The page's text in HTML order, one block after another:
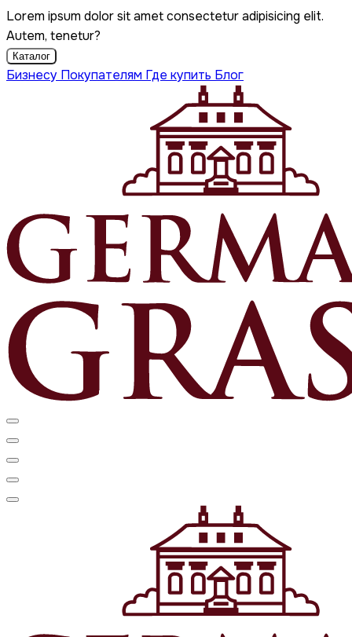
Lorem ipsum dolor sit amet consectetur adipisicing elit.
Autem, tenetur?
Каталог
Бизнесу Покупателям Где купить Блог